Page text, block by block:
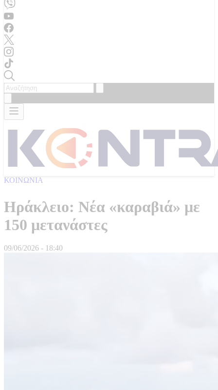
ΚΟΙΝΩΝΙΑ
Ηράκλειο: Νέα «καραβιά» με
150 μετανάστες
09/06/2026 - 18:40